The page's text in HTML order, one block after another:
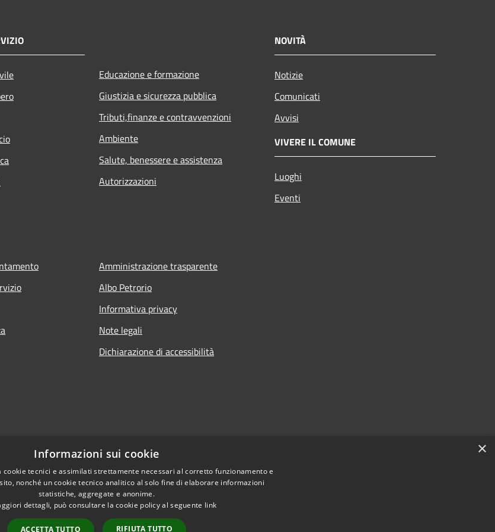
Educazione e formazione
Giustizia e sicurezza pubblica
Tributi,finanze e contravvenzioni
Ambiente
Salute, benessere e assistenza
Autorizzazioni
NOVITÀ
Notizie
Comunicati
Avvisi
VIVERE IL COMUNE
Luoghi
Eventi
Amministrazione trasparente
Albo Petrorio
Informativa privacy
Note legali
Dichiarazione di accessibilità
×
Informazioni sui cookie
cookie tecnici e assimilati strettamente necessari al corretto funzionamento e
nonché un cookie tecnico analitico al solo fine di elaborare informazioni
statistiche, aggregate e anonime.
dettagli, può consultare la cookie policy al seguente link
ACCETTA TUTTO RIFIUTA TUTTO